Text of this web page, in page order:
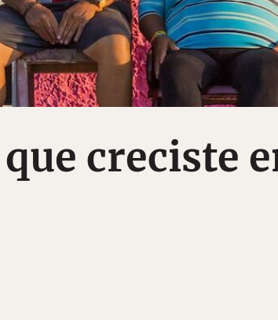
creciste